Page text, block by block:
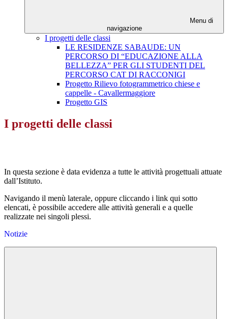
Menu di
navigazione
I progetti delle classi
LE RESIDENZE SABAUDE: UN
PERCORSO DI “EDUCAZIONE ALLA
BELLEZZA” PER GLI STUDENTI DEL
PERCORSO CAT DI RACCONIGI
Progetto Rilievo fotogrammetrico chiese e
cappelle - Cavallermaggiore
Progetto GIS
I progetti delle classi
In questa sezione è data evidenza a tutte le attività progettuali attuate
dall’Istituto.
Navigando il menù laterale, oppure cliccando i link qui sotto
elencati, è possibile accedere alle attività generali e a quelle
realizzate nei singoli plessi.
Notizie